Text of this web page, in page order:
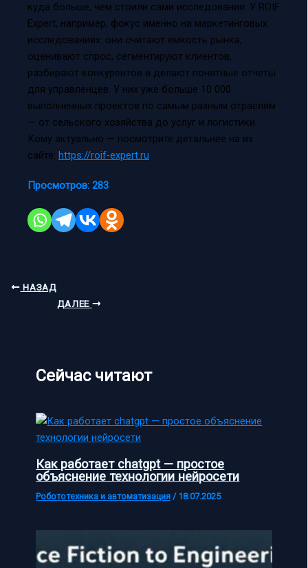
куда больше, чем стоили сами исследования. У ROIF
Expert, например, фокус именно на маркетинговых
исследованиях: они считают емкость рынка,
оценивают спрос, сегментируют клиентов,
разбирают конкурентов и делают понятные отчеты
для управленцев. У них уже больше 10 000
выполненных проектов по самым разным отраслям
— от сельского хозяйства до услуг и логистики.
Кому актуально — посмотрите детальнее на их
сайте: https://roif-expert.ru.
Просмотров: 283
НАЗАД
ДАЛЕЕ
Сейчас читают
Как работает chatgpt — простое
объяснение технологии нейросети
Робототехника и автоматизация / 18.07.2025